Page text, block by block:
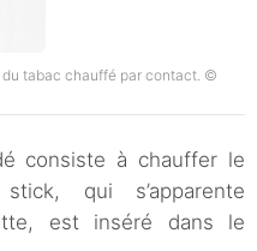
tabac chauffé par contact. ©
consiste à chauffer le
qui s’apparente
est inséré dans le